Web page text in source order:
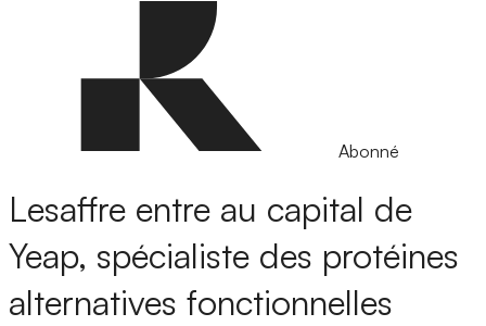
Abonné
Lesaffre entre au capital de
Yeap, spécialiste des protéines
alternatives fonctionnelles